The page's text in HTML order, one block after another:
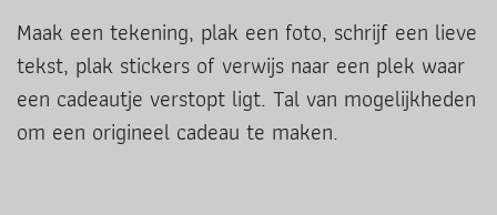
Maak een tekening, plak een foto, schrijf een lieve
tekst, plak stickers of verwijs naar een plek waar
een cadeautje verstopt ligt. Tal van mogelijkheden
om een origineel cadeau te maken.